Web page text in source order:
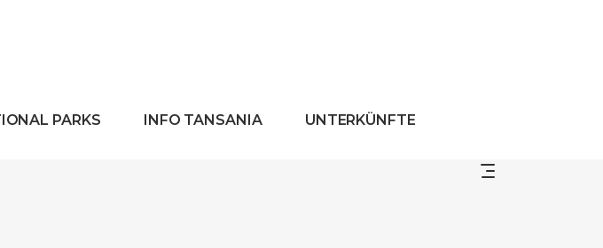
PARKS INFO TANSANIA UNTERKÜNFTE